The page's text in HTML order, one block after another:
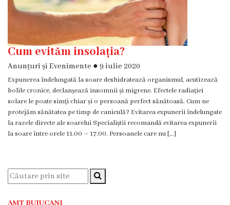
familie
nr.1
medicina
de
familie
nr.2
Serviciul
Consultativ
Specializat
medicilor
de
Cum evităm insolația?
Anunțuri și Evenimente ● 9 iulie 2020
Expunerea îndelungată la soare deshidratează organismul, acutizează
bolile cronice, declanșează insomnii și migrene. Efectele radiației
solare le poate simți chiar și o persoană perfect sănătoasă. Cum ne
protejăm sănătatea pe timp de caniculă? Evitarea expunerii îndelungate
la razele directe ale soarelui Specialiștii recomandă evitarea expunerii
la soare între orele 11.00 – 17.00. Persoanele care nu […]
AMT BUIUCANI